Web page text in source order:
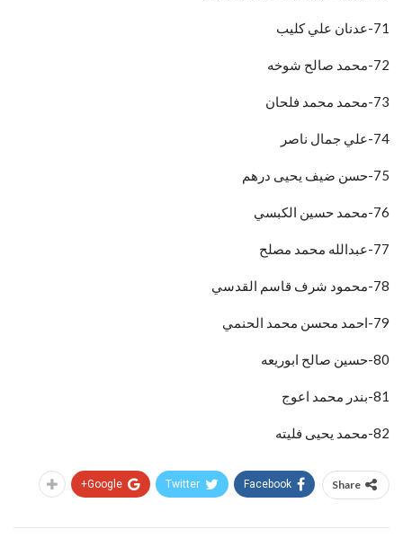
71-عدنان علي كليب
72-محمد صالح شوخه
73-محمد محمد فلحان
74-علي جمال ناصر
75-حسن ضيف يحيى درهم
76-محمد حسين الكبسي
77-عبدالله محمد مصلح
78-محمود شرف قاسم القدسي
79-احمد محسن محمد الحنمي
80-حسين صالح ابوريعه
81-بندر محمد اعوج
82-محمد يحيى فليته
Share
Facebook
Twitter
Google+